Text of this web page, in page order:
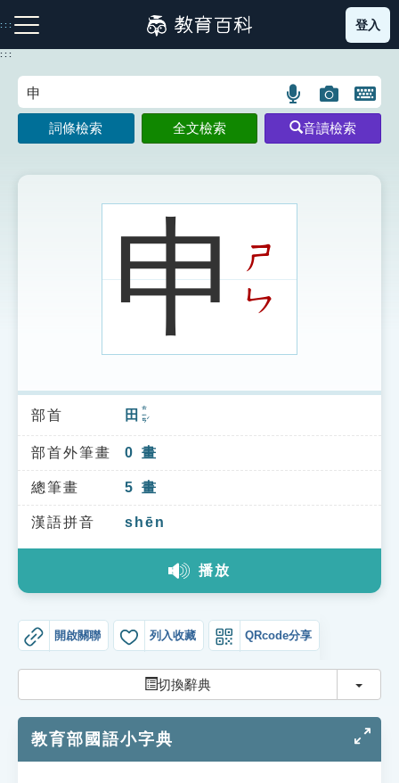
到
主
:::
注音索引圖示 筆畫索引圖示 部首索引表圖示
索引選單
知識索引
單字索引
生命大百科索引
登入
:::
語
言
搜
示
圖
片
搜
開
鍵
圖
詞條檢索 全文檢索 音讀檢索
申ㄕ
ㄣ
部首 田 ㄊㄧㄢˊ
部首外筆畫 0 畫
總筆畫 5 畫
漢語拼音 shēn
播放
開啟關聯 列入收藏 QRcode分享
切換辭典 切換
教育部國語小字典